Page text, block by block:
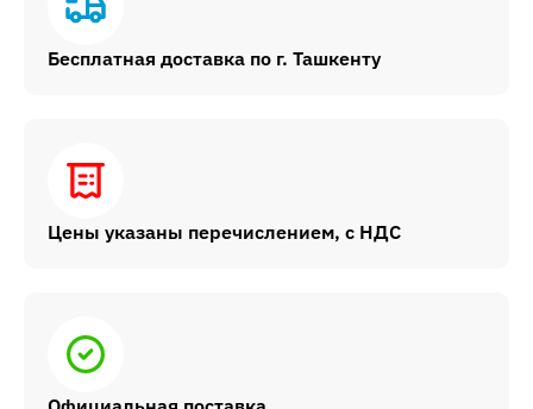
Бесплатная доставка по г. Ташкенту
Цены указаны перечислением, с НДС